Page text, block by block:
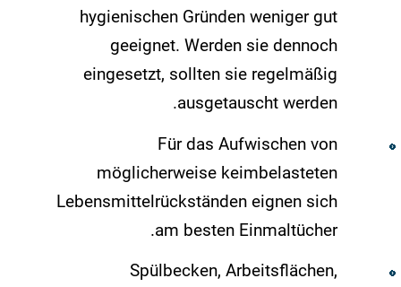
hygienischen Gründen weniger gut
geeignet. Werden sie dennoch
eingesetzt, sollten sie regelmäßig
ausgetauscht werden.
Für das Aufwischen von
möglicherweise keimbelasteten
Lebensmittelrückständen eignen sich
am besten Einmaltücher.
Spülbecken, Arbeitsflächen,